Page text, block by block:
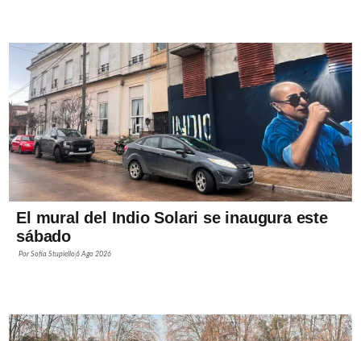
El mural del Indio Solari se inaugura este
sábado
PorSofía Stupiello6 Ago 2026